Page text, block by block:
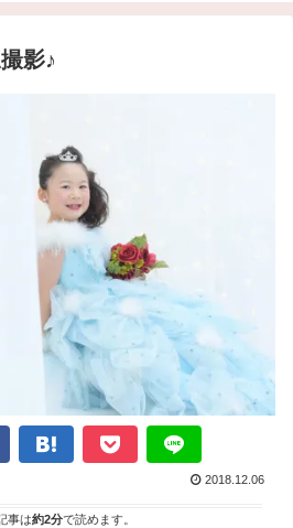
影♪
2018.12.06
事は約2分で読めます。